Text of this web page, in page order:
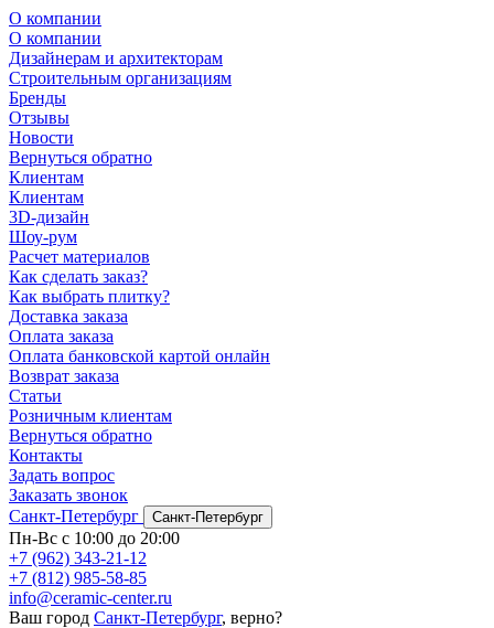
О компании
О компании
Дизайнерам и архитекторам
Строительным организациям
Бренды
Отзывы
Новости
Вернуться обратно
Клиентам
Клиентам
3D-дизайн
Шоу-рум
Расчет материалов
Как сделать заказ?
Как выбрать плитку?
Доставка заказа
Оплата заказа
Оплата банковской картой онлайн
Возврат заказа
Статьи
Розничным клиентам
Вернуться обратно
Контакты
Задать вопрос
Заказать звонок
Санкт-Петербург
Санкт-Петербург
Пн-Вс с 10:00 до 20:00
+7 (962) 343-21-12
+7 (812) 985-58-85
info@ceramic-center.ru
Ваш город Санкт-Петербург, верно?